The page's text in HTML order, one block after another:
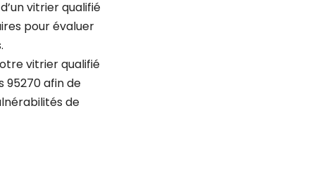
vitrier qualifié
pour évaluer
vitrier qualifié
95270 afin de
de